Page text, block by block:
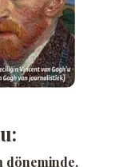
döneminde,